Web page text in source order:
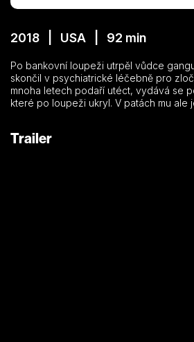
2018 | USA | 92 min
Po bankovní loupeži utrpěl vůdce
skončil v psychiatrické léčebně pro
mnoha letech podaří utéct, vydává se
které po loupeži ukryl. V patách mu ale
Trailer